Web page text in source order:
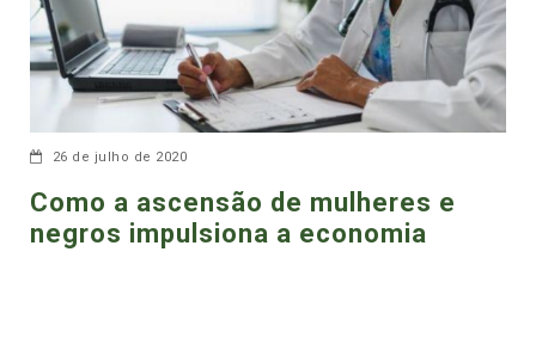
26 de julho de 2020
Como a ascensão de mulheres e
negros impulsiona a economia